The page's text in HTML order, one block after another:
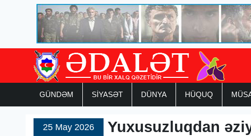
GÜNDƏM SİYASƏT DÜNYA HÜQUQ
25 May 2026
Yuxusuzluqdan